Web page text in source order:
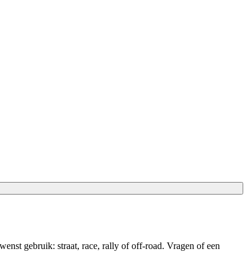
gebruik: straat, race, rally of off-road. Vragen of een